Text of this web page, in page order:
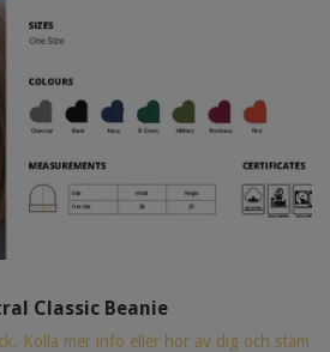
Classic Beanie
Kolla mer info eller hör av dig och stäm